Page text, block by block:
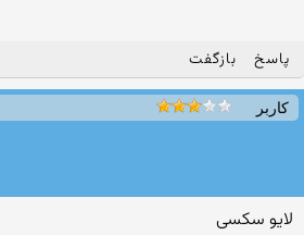
پاسخ بازگفت
کاربر
لایو سکسی